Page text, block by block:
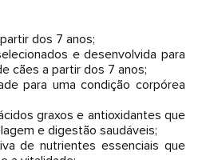
dos 7 anos;
e desenvolvida para
cães a partir dos 7 anos;
para uma condição corpórea
graxos e antioxidantes que
e digestão saudáveis;
de nutrientes essenciais que